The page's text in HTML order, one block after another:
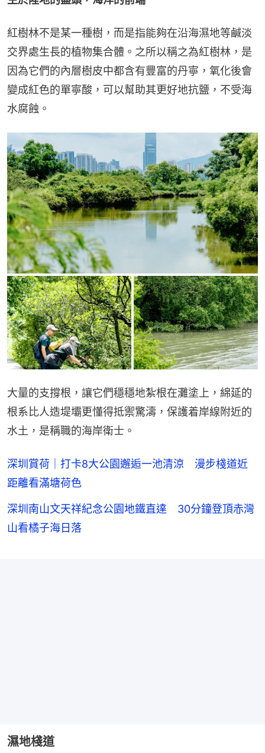
紅樹林不是某一種樹，而是指能夠在沿海濕地等鹹淡
交界處生長的植物集合體。之所以稱之為紅樹林，是
因為它們的內層樹皮中都含有豐富的丹寧，氧化後會
變成紅色的單寧酸，可以幫助其更好地抗鹽，不受海
水腐蝕。
大量的支撐根，讓它們穩穩地紮根在灘塗上，綿延的
根系比人造堤壩更懂得抵禦驚濤，保護着岸線附近的
水土，是稱職的海岸衛士。
深圳賞荷｜打卡8大公園邂逅一池清涼 漫步棧道近
距離看滿塘荷色
深圳南山文天祥紀念公園地鐵直達 30分鐘登頂赤灣
山看橘子海日落
濕地棧道